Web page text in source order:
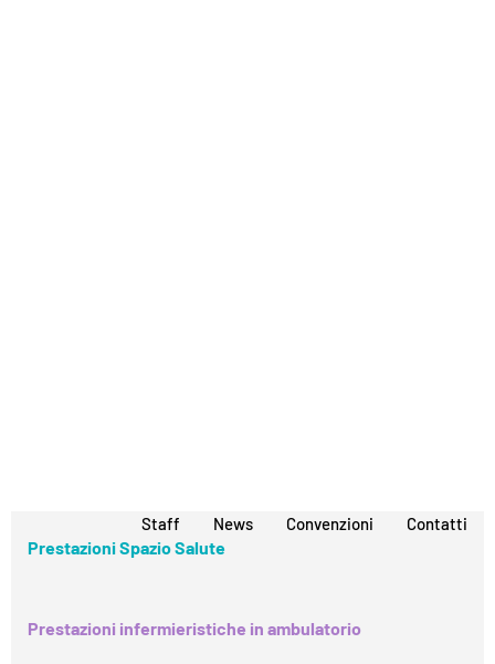
Prestazioni Spazio Salute
Prestazioni infermieristiche in ambulatorio
Staff News Convenzioni Contatti